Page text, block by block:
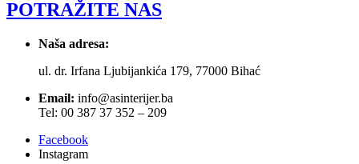
POTRAŽITE NAS
Naša adresa:
ul. dr. Irfana Ljubijankića 179, 77000 Bihać
Email: info@asinterijer.ba
Tel: 00 387 37 352 – 209
Facebook
Instagram